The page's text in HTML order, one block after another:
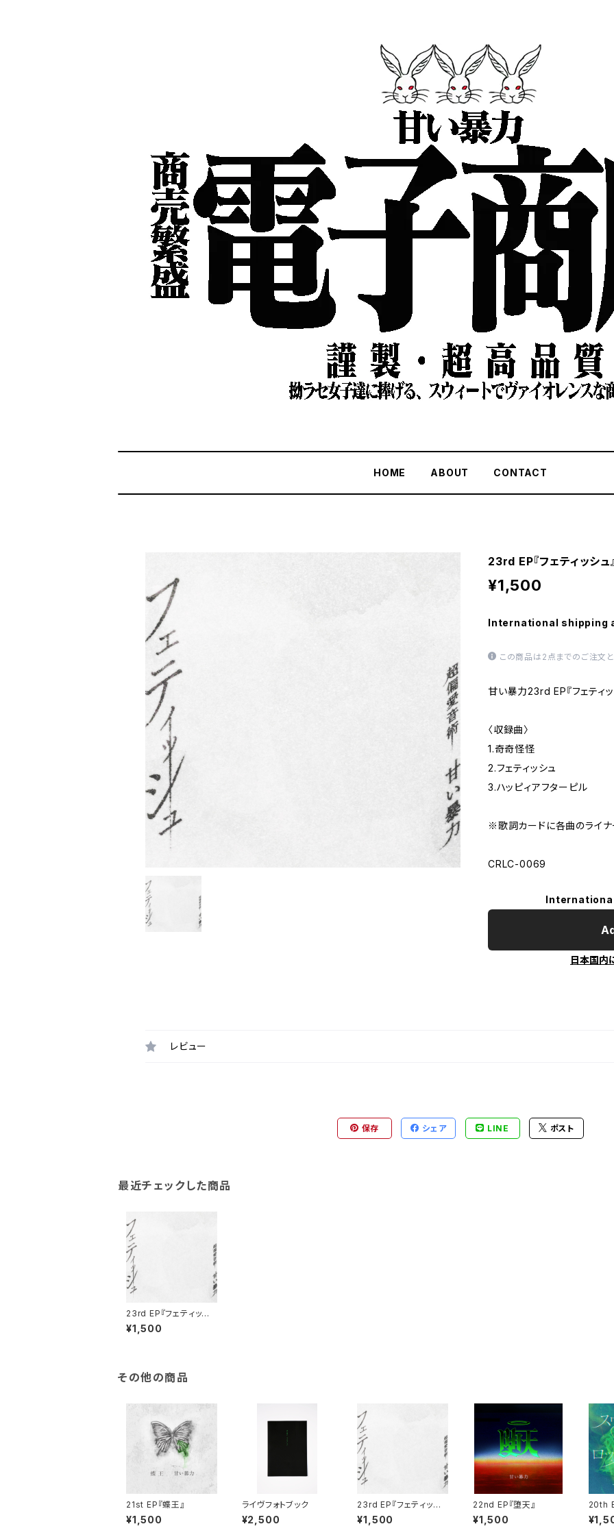
HOME ABOUT CONTACT
23rd EP『フェティッシュ
¥1,500
International shipping
この商品は2点までのご注文
甘い暴力23rd EP『フェティッ
〈収録曲〉
1.奇奇怪怪
2.フェティッシュ
3.ハッピィアフターピル
※歌詞カードに各曲のライ
CRLC-0069
日本国内
レビュー
保存 シェア LINE ポスト
最近チェックした商品
23rd EP『フェティッシ
ュ』
¥1,500
その他の商品
21st EP『蝶王』
¥1,500
ライヴフォトブック
¥2,500
23rd EP『フェティッシ
ュ』
¥1,500
22nd EP『堕天』
¥1,500
20th
イン・